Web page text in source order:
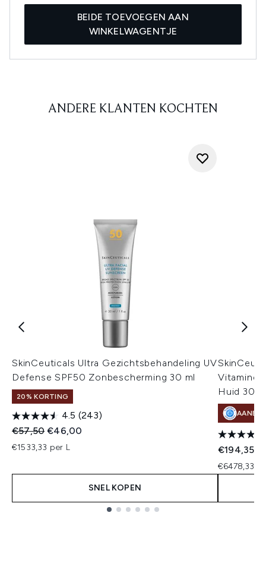
BEIDE TOEVOEGEN AAN
WINKELWAGENTJE
ANDERE KLANTEN KOCHTEN
SkinCeuticals Ultra Gezichtsbehandeling UV
Defense SPF50 Zonbescherming 30 ml
20% KORTING
4.5 (243)
Recommended Retail Price:
€57,50Huidige prijs:
€46,00
€1533,33 per L
SNEL KOPEN
Vitamine
Huid 30
€194,35
€6478,33